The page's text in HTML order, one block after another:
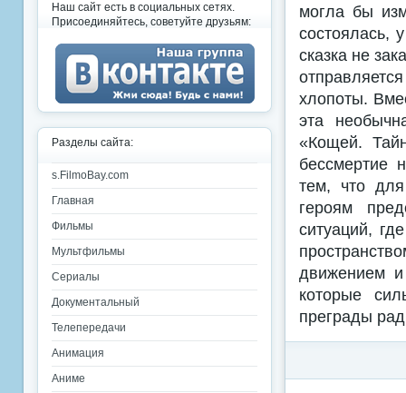
могла бы
состоялась,
сказка не
хлопоты.
эта
«Кощей.
бессмертие
тем, что
героям
ситуаций,
движением и
которые
преграды
Наш сайт есть в социальных сетях.
Присоединяйтесь, советуйте друзьям:
Разделы сайта:
s.FilmoBay.com
Главная
Фильмы
Мультфильмы
Сериалы
Документальный
Телепередачи
Анимация
Аниме